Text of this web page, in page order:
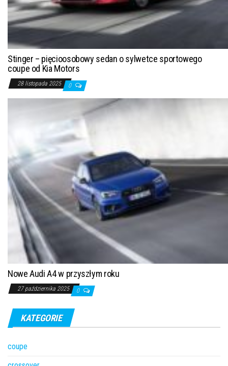
Stinger – pięcioosobowy sedan o sylwetce sportowego
coupe od Kia Motors
28 listopada 2025 0
Nowe Audi A4 w przyszłym roku
27 października 2025 0
KATEGORIE
coupe